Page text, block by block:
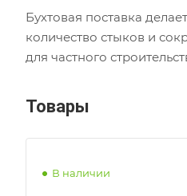
Бухтовая поставка
количество стыков и
для частного
Товары
В наличии